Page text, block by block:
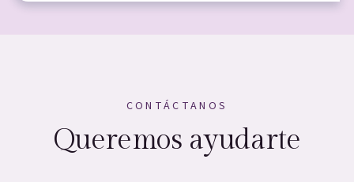
CONTÁCTANOS
Queremos ayudarte